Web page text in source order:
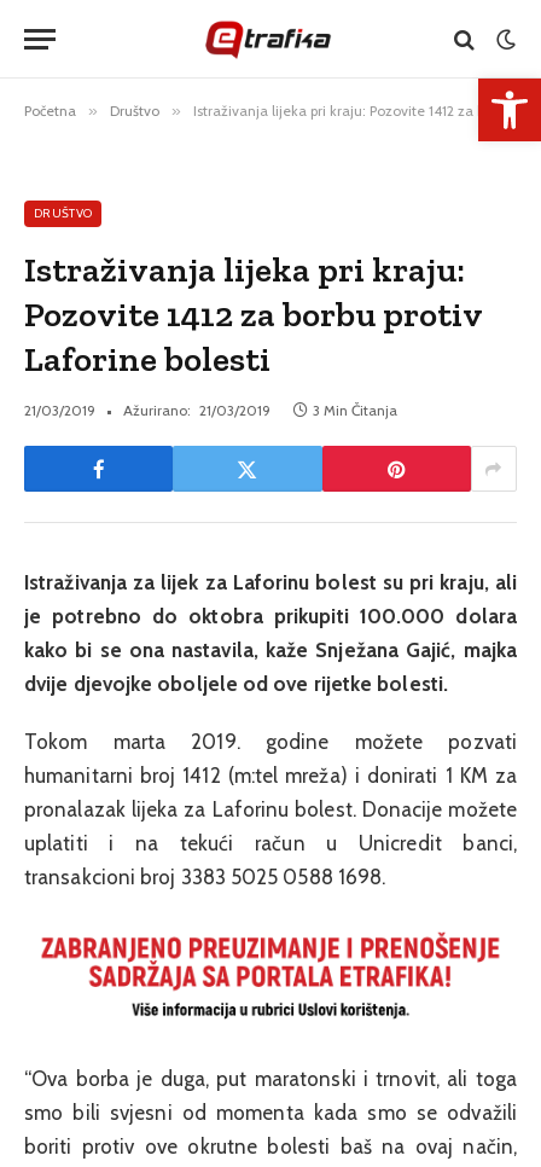
Početna » Društvo » Istraživanja lijeka pri kraju: Pozovite 1412 za borbu protiv Laforine bolesti
DRUŠTVO
Istraživanja lijeka pri kraju:
Pozovite 1412 za borbu protiv
Laforine bolesti
21/03/2019 Ažurirano: 21/03/2019 3 Min Čitanja
Istraživanja za lijek za Laforinu bolest su pri kraju, ali
je potrebno do oktobra prikupiti 100.000 dolara
kako bi se ona nastavila, kaže Snježana Gajić, majka
dvije djevojke oboljele od ove rijetke bolesti.
Tokom marta 2019. godine možete pozvati
humanitarni broj 1412 (m:tel mreža) i donirati 1 KM za
pronalazak lijeka za Laforinu bolest. Donacije možete
uplatiti i na tekući račun u Unicredit banci,
transakcioni broj 3383 5025 0588 1698.
“Ova borba je duga, put maratonski i trnovit, ali toga
smo bili svjesni od momenta kada smo se odvažili
boriti protiv ove okrutne bolesti baš na ovaj način,